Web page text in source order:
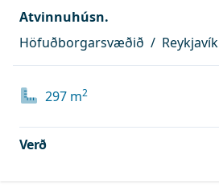
Atvinnuhúsn.
Höfuðborgarsvæðið / Reykjavík
297 m2
Verð